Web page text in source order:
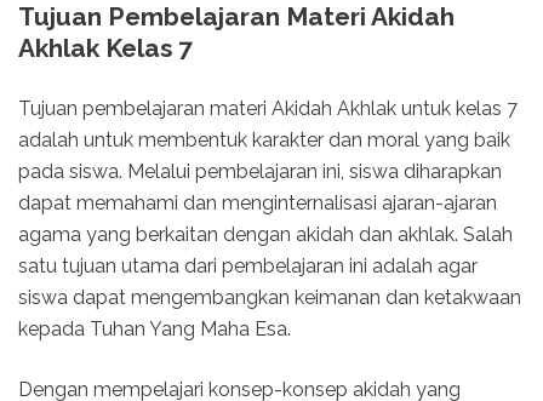
Tujuan Pembelajaran Materi Akidah
Akhlak Kelas 7
Tujuan pembelajaran materi Akidah Akhlak untuk kelas 7
adalah untuk membentuk karakter dan moral yang baik
pada siswa. Melalui pembelajaran ini, siswa diharapkan
dapat memahami dan menginternalisasi ajaran-ajaran
agama yang berkaitan dengan akidah dan akhlak. Salah
satu tujuan utama dari pembelajaran ini adalah agar
siswa dapat mengembangkan keimanan dan ketakwaan
kepada Tuhan Yang Maha Esa.
Dengan mempelajari konsep-konsep akidah yang